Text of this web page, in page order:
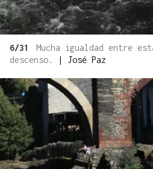
6/31
Mucha igualdad entre
descenso.
| José Paz